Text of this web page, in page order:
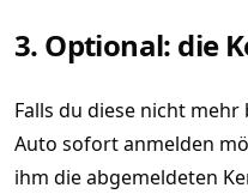
3. Optional: die
Falls du diese nicht
Auto sofort anmelden
ihm die abgemeldeten